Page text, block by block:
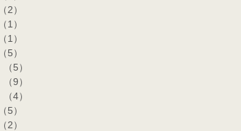
（2）
（1）
（1）
（5）
（5）
（9）
（4）
（5）
（2）